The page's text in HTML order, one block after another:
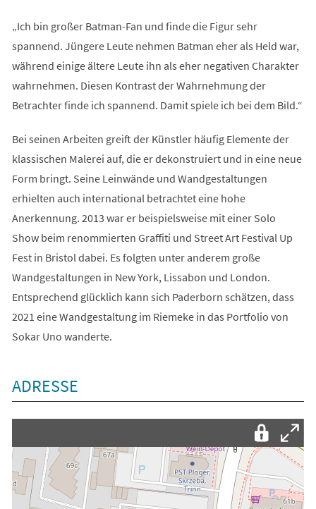
„Ich bin großer Batman-Fan und finde die Figur sehr
spannend. Jüngere Leute nehmen Batman eher als Held war,
während einige ältere Leute ihn als eher negativen Charakter
wahrnehmen. Diesen Kontrast der Wahrnehmung der
Betrachter finde ich spannend. Damit spiele ich bei dem Bild.“
Bei seinen Arbeiten greift der Künstler häufig Elemente der
klassischen Malerei auf, die er dekonstruiert und in eine neue
Form bringt. Seine Leinwände und Wandgestaltungen
erhielten auch international betrachtet eine hohe
Anerkennung. 2013 war er beispielsweise mit einer Solo
Show beim renommierten Graffiti und Street Art Festival Up
Fest in Bristol dabei. Es folgten unter anderem große
Wandgestaltungen in New York, Lissabon und London.
Entsprechend glücklich kann sich Paderborn schätzen, dass
2021 eine Wandgestaltung im Riemeke in das Portfolio von
Sokar Uno wanderte.
ADRESSE